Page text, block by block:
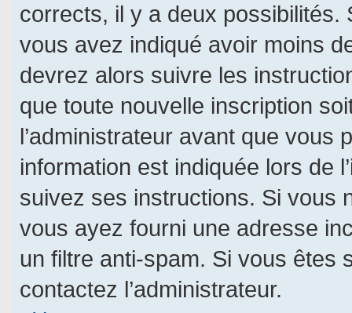
corrects, il y a deux possibilités.
vous avez indiqué avoir moins
devrez alors suivre les
que toute nouvelle inscription
l’administrateur avant que vous
information est indiquée lors de
suivez ses instructions. Si vous
vous ayez fourni une adresse
un filtre anti-spam. Si vous êtes
contactez l’administrateur.